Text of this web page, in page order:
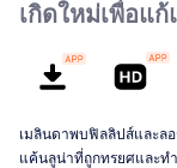
เกิดใหม่เพื่อแ
เมลินดาพบฟิลลิปส์และลอ
แค้นลูน่าที่ถูกทรยศและท